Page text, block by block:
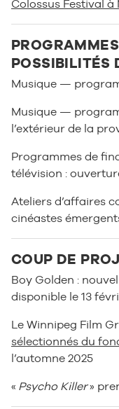
Colossus Festival à
POSSIBILITÉS
Musique —
Musique —
l’extérieur de la
Programmes de
télévision :
Ateliers d’affaires
cinéastes
COUP DE
Boy Golden :
disponible le 13
Le Winnipeg Film
sélectionnés du
l’automne 2025
« Psycho Killer»